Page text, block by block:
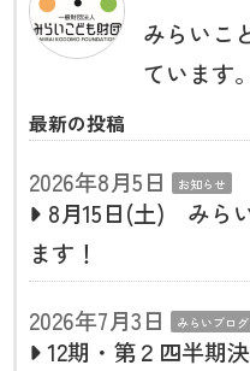
みらいこ
ています。
最新の投稿
2026年8月5日 お知らせ
8月15日(土) みら
ます！
2026年7月3日
みらいブログ
12期・第２四半期